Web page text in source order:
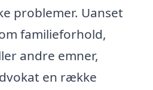
problemer. Uanset
familieforhold,
andre emner,
en række